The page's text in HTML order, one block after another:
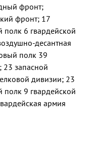
фронт;
фронт; 17
полк 6 гвардейской
десантная
полк 39
23 запасной
дивизии; 23
полк 9 гвардейской
армия